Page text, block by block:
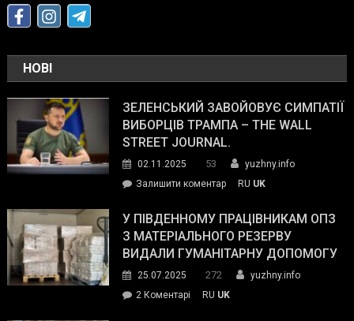
НОВІ
ЗЕЛЕНСЬКИЙ ЗАВОЙОВУЄ СИМПАТІЇ
ВИБОРЦІВ ТРАМПА – THE WALL
STREET JOURNAL.
02.11.2025 53
yuzhny.info
Залишити коментарon
завойовує
симпатії
виборців
The
RU UK
У ПІВДЕННОМУ ПРАЦІВНИКАМ ОПЗ
З МАТЕРІАЛЬНОГО РЕЗЕРВУ
ВИДАЛИ ГУМАНІТАРНУ ДОПОМОГУ
25.07.2025 272
yuzhny.info
2 Коментарі
RU UK